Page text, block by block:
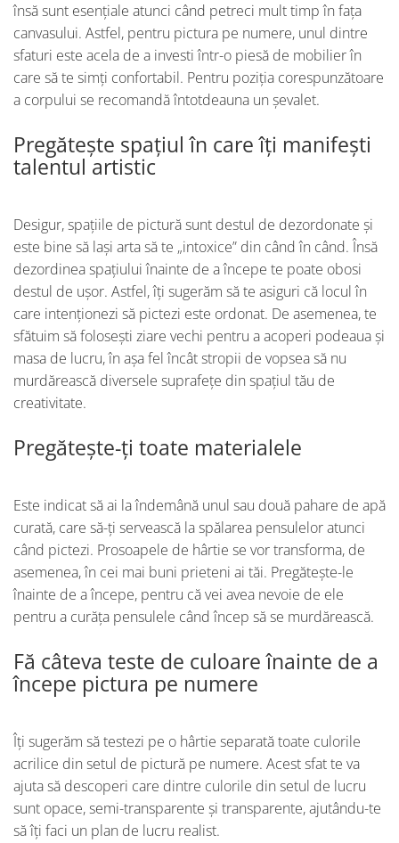
însă sunt esențiale atunci când petreci mult timp în fața
canvasului. Astfel, pentru pictura pe numere, unul dintre
sfaturi este acela de a investi într-o piesă de mobilier în
care să te simți confortabil. Pentru poziția corespunzătoare
a corpului se recomandă întotdeauna un șevalet.
Pregătește spațiul în care îți manifești
talentul artistic
Desigur, spațiile de pictură sunt destul de dezordonate și
este bine să lași arta să te „intoxice” din când în când. Însă
dezordinea spațiului înainte de a începe te poate obosi
destul de ușor. Astfel, îți sugerăm să te asiguri că locul în
care intenționezi să pictezi este ordonat. De asemenea, te
sfătuim să folosești ziare vechi pentru a acoperi podeaua și
masa de lucru, în așa fel încât stropii de vopsea să nu
murdărească diversele suprafețe din spațiul tău de
creativitate.
Pregătește-ți toate materialele
Este indicat să ai la îndemână unul sau două pahare de apă
curată, care să-ți servească la spălarea pensulelor atunci
când pictezi. Prosoapele de hârtie se vor transforma, de
asemenea, în cei mai buni prieteni ai tăi. Pregătește-le
înainte de a începe, pentru că vei avea nevoie de ele
pentru a curăța pensulele când încep să se murdărească.
Fă câteva teste de culoare înainte de a
începe pictura pe numere
Îți sugerăm să testezi pe o hârtie separată toate culorile
acrilice din setul de pictură pe numere. Acest sfat te va
ajuta să descoperi care dintre culorile din setul de lucru
sunt opace, semi-transparente și transparente, ajutându-te
să îți faci un plan de lucru realist.